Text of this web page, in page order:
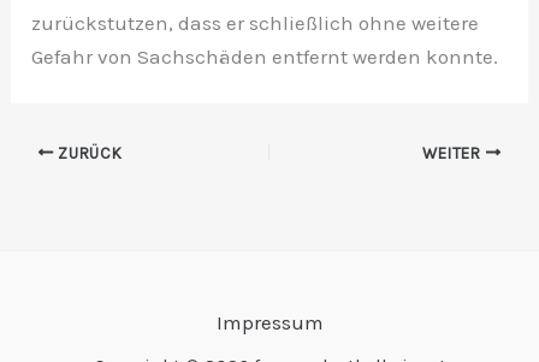
zurückstutzen, dass er schließlich ohne weitere
Gefahr von Sachschäden entfernt werden konnte.
ZURÜCK WEITER
Impressum